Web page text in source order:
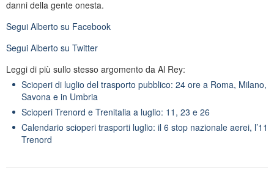
danni della gente onesta.
Segui Alberto su Facebook
Segui Alberto su Twitter
Leggi di più sullo stesso argomento da Al Rey:
Scioperi di luglio del trasporto pubblico: 24 ore a Roma, Milano,
Savona e in Umbria
Scioperi Trenord e Trenitalia a luglio: 11, 23 e 26
Calendario scioperi trasporti luglio: il 6 stop nazionale aerei, l’11
Trenord